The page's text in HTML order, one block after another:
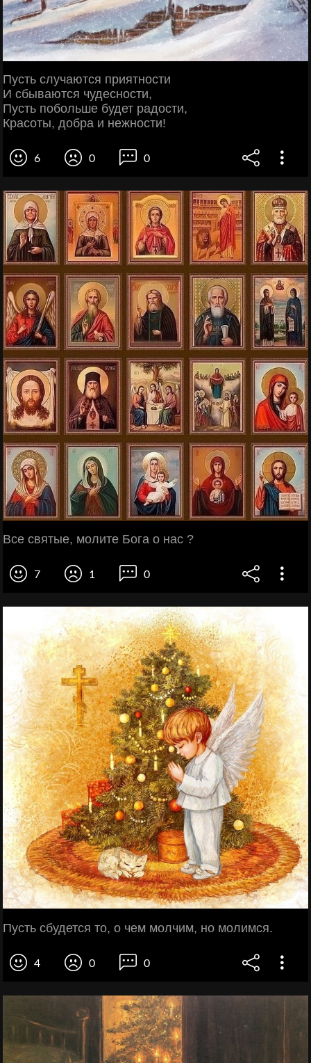
Пусть случаются приятности
И сбываются чудесности,
Пусть побольше будет радости,
Красоты, добра и нежности!
6 0 0
Все святые, молите Бога о нас ?
7 1 0
Пусть сбудется то, о чем молчим, но молимся.
4 0 0